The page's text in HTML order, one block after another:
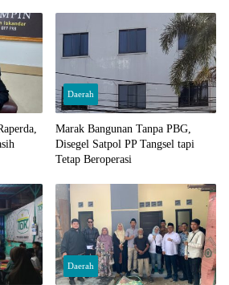
Daerah
Marak Bangunan Tanpa PBG,
Disegel Satpol PP Tangsel tapi
Tetap Beroperasi
Daerah